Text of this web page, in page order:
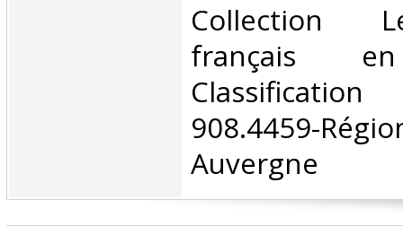
‎Collection
français
908.4459-
Auvergne‎